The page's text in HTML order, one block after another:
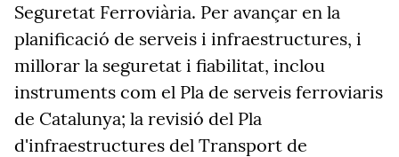
Seguretat Ferroviària. Per avançar en la
planificació de serveis i infraestructures, i
millorar la seguretat i fiabilitat, inclou
instruments com el Pla de serveis ferroviaris
de Catalunya; la revisió del Pla
d'infraestructures del Transport de